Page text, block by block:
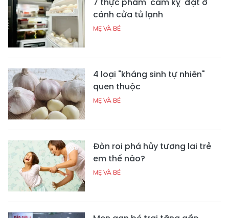
cánh cửa tủ lạnh
MẸ VÀ BÉ
4 loại "kháng sinh tự nhiên"
quen thuộc
MẸ VÀ BÉ
Đòn roi phá hủy tương lai trẻ
em thế nào?
MẸ VÀ BÉ